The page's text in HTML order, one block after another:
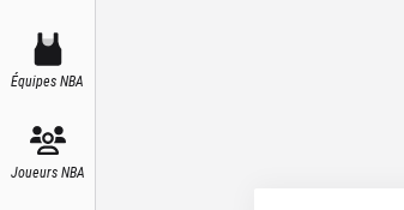
Équipes NBA
Joueurs NBA